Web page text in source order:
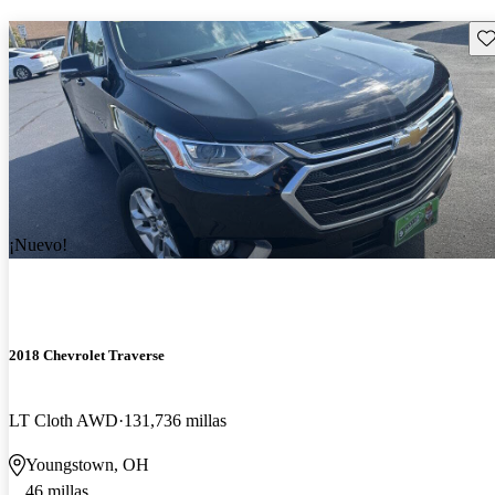
¡Nuevo!
2018 Chevrolet Traverse
LT Cloth AWD 131,736 millas
Youngstown, OH